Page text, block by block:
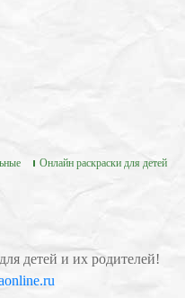
Онлайн раскраски для детей
детей и их родителей!